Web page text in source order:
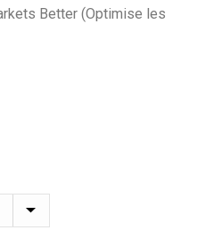
Better (Optimise les